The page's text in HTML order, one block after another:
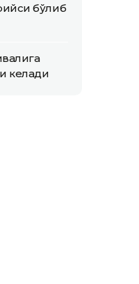
бўлиб
келади